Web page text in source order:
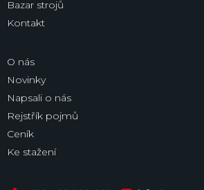
Bazar strojů
Kontakt
O nás
Novinky
Napsali o nás
Rejstřík pojmů
Ceník
Ke stažení